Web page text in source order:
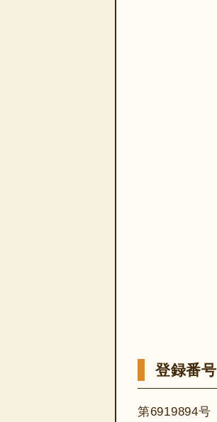
登録番号
第6919894号